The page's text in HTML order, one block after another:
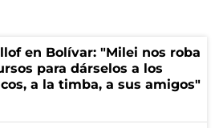
en Bolívar: "Milei nos roba
para dárselos a los
a la timba, a sus amigos"